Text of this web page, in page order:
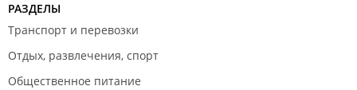
РАЗДЕЛЫ
Транспорт и перевозки
Отдых, развлечения, спорт
Общественное питание